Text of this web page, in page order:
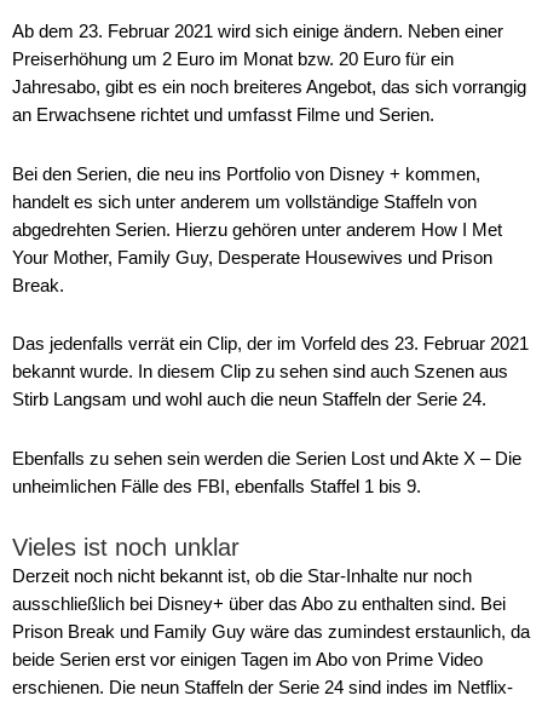
Ab dem 23. Februar 2021 wird sich einige ändern. Neben einer
Preiserhöhung um 2 Euro im Monat bzw. 20 Euro für ein
Jahresabo, gibt es ein noch breiteres Angebot, das sich vorrangig
an Erwachsene richtet und umfasst Filme und Serien.
Bei den Serien, die neu ins Portfolio von Disney + kommen,
handelt es sich unter anderem um vollständige Staffeln von
abgedrehten Serien. Hierzu gehören unter anderem How I Met
Your Mother, Family Guy, Desperate Housewives und Prison
Break.
Das jedenfalls verrät ein Clip, der im Vorfeld des 23. Februar 2021
bekannt wurde. In diesem Clip zu sehen sind auch Szenen aus
Stirb Langsam und wohl auch die neun Staffeln der Serie 24.
Ebenfalls zu sehen sein werden die Serien Lost und Akte X – Die
unheimlichen Fälle des FBI, ebenfalls Staffel 1 bis 9.
Vieles ist noch unklar
Derzeit noch nicht bekannt ist, ob die Star-Inhalte nur noch
ausschließlich bei Disney+ über das Abo zu enthalten sind. Bei
Prison Break und Family Guy wäre das zumindest erstaunlich, da
beide Serien erst vor einigen Tagen im Abo von Prime Video
erschienen. Die neun Staffeln der Serie 24 sind indes im Netflix-